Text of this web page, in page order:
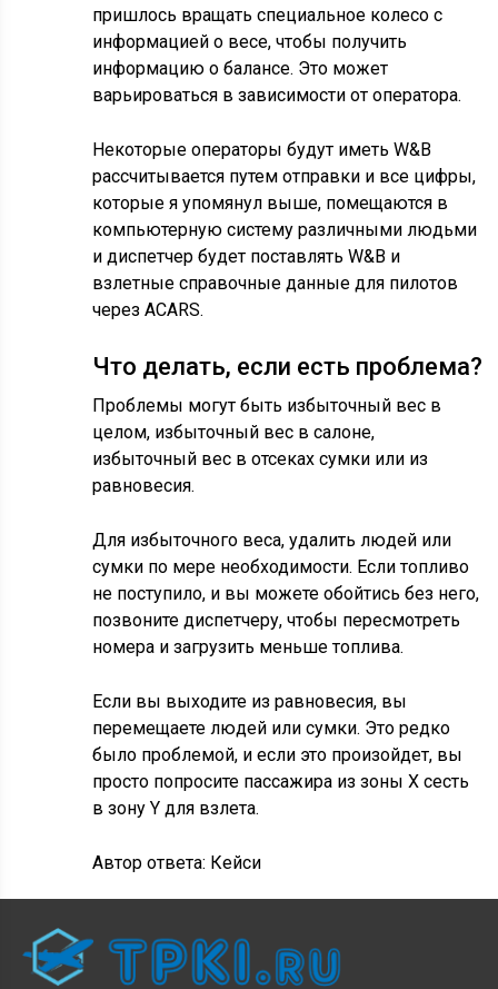
пришлось вращать специальное колесо с
информацией о весе, чтобы получить
информацию о балансе. Это может
варьироваться в зависимости от оператора.
Некоторые операторы будут иметь W&B
рассчитывается путем отправки и все цифры,
которые я упомянул выше, помещаются в
компьютерную систему различными людьми
и диспетчер будет поставлять W&B и
взлетные справочные данные для пилотов
через ACARS.
Что делать, если есть проблема?
Проблемы могут быть избыточный вес в
целом, избыточный вес в салоне,
избыточный вес в отсеках сумки или из
равновесия.
Для избыточного веса, удалить людей или
сумки по мере необходимости. Если топливо
не поступило, и вы можете обойтись без него,
позвоните диспетчеру, чтобы пересмотреть
номера и загрузить меньше топлива.
Если вы выходите из равновесия, вы
перемещаете людей или сумки. Это редко
было проблемой, и если это произойдет, вы
просто попросите пассажира из зоны X сесть
в зону Y для взлета.
Автор ответа: Кейси